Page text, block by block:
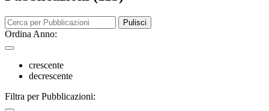
Pulisci
Ordina Anno:
crescente
decrescente
Filtra per Pubblicazioni: